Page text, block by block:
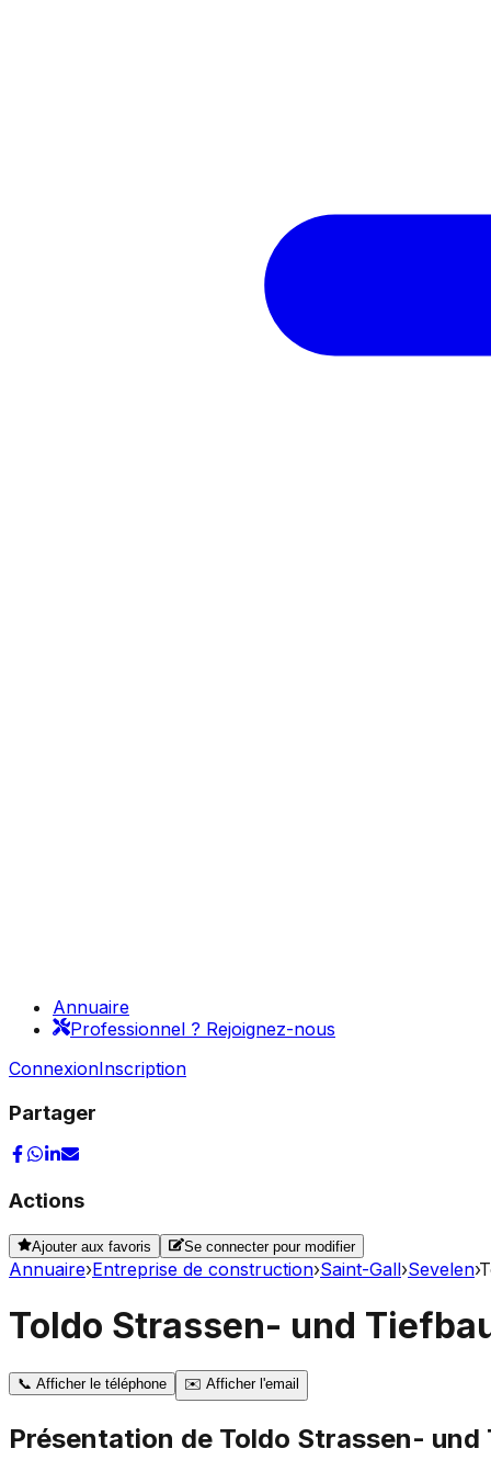
Annuaire
Professionnel ? Rejoignez-nous
ConnexionInscription
Partager
Actions
Ajouter aux favoris Se connecter pour modifier
Annuaire›Entreprise de construction›Saint-Gall›Sevelen›
Toldo Strassen- und
📞 Afficher le téléphone ✉️ Afficher l'email
Présentation de Toldo Strassen- und